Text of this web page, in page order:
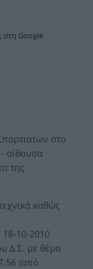
στη Google
στο
αίθουσα
της
καθώς
18-10-2010
Δ.Σ. με θέμα
(από